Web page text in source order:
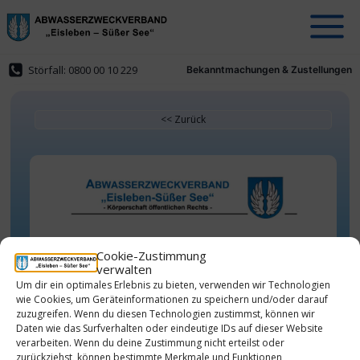
Cookie-Zustimmung
verwalten
Um dir ein optimales Erlebnis zu bieten, verwenden wir Technologien
wie Cookies, um Geräteinformationen zu speichern und/oder darauf
zuzugreifen. Wenn du diesen Technologien zustimmst, können wir
Daten wie das Surfverhalten oder eindeutige IDs auf dieser Website
verarbeiten. Wenn du deine Zustimmung nicht erteilst oder
zurückziehst, können bestimmte Merkmale und Funktionen
Inhalt
springen
Störfall: 0800 00 10 229 Bekanntmachungen & Zustellungen
Der Wirtschaftsplan des
Abwasserzweckverbandes
,,Eisleben-Süßer See“ für das
Wirtschaftsjahr 2026 wurde
entsprechend gesetzlicher
Grundlagen erstellt: